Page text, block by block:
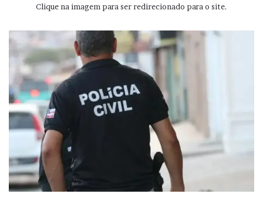
Clique na imagem para ser redirecionado para o site.